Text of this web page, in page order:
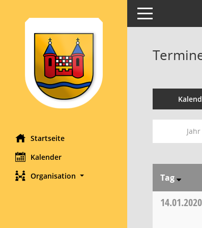
Startseite
Kalender
Organisation
Toggle navigation
Jahr
Tag
14.01.2020